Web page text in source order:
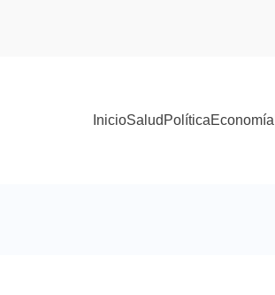
InicioSalud PolíticaEconomía